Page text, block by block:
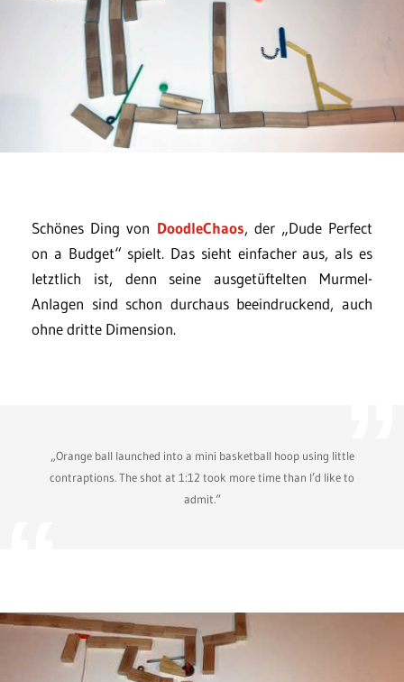
Schönes Ding von DoodleChaos, der „Dude Perfect
on a Budget“ spielt. Das sieht einfacher aus, als es
letztlich ist, denn seine ausgetüftelten Murmel-
Anlagen sind schon durchaus beeindruckend, auch
ohne dritte Dimension.
„Orange ball launched into a mini basketball hoop using little
contraptions. The shot at 1:12 took more time than I’d like to
admit.“